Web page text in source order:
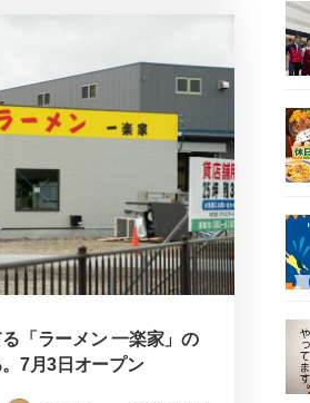
「ラーメン 一楽家」の
7月3日オープン